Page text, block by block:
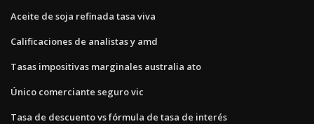
Aceite de soja refinada tasa viva
Calificaciones de analistas y amd
Tasas impositivas marginales australia ato
Único comerciante seguro vic
Tasa de descuento vs fórmula de tasa de interés